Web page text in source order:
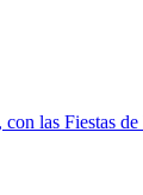
las Fiestas de